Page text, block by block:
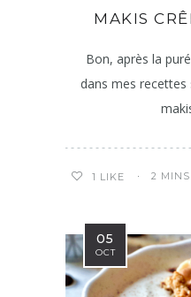
MAKIS
Bon, après la
dans mes recettes
1 LIKE 2
05
OCT